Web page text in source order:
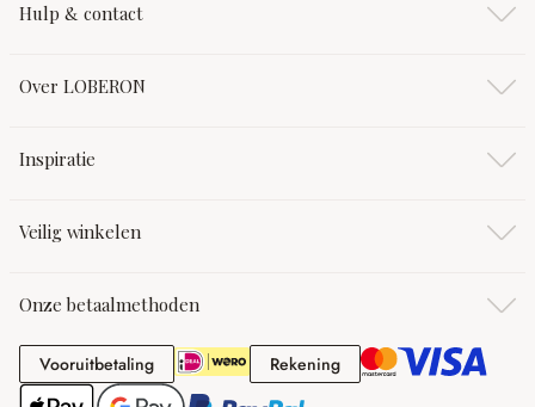
Hulp & contact
Over LOBERON
Inspiratie
Veilig winkelen
Onze betaalmethoden
VooruitbetalingVooruitbetaling RekeningRekening